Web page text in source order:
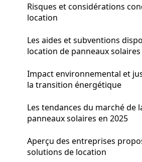
Risques et considérations
location
Les aides et subventions
location de panneaux solaires
Impact environnemental et
la transition énergétique
Les tendances du marché de
panneaux solaires en 2025
Aperçu des entreprises
solutions de location